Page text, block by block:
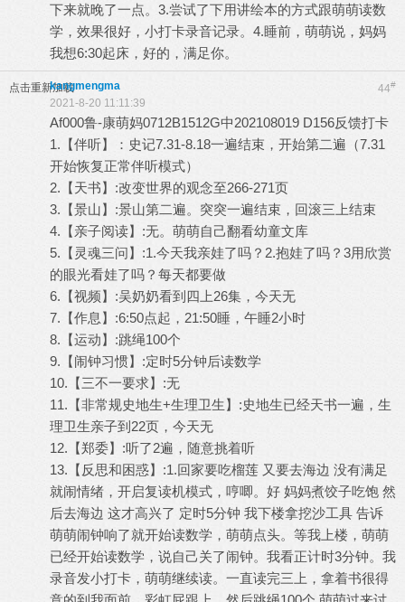
下来就晚了一点。3.尝试了下用讲绘本的方式跟萌萌读数
学，效果很好，小打卡录音记录。4.睡前，萌萌说，妈妈
我想6:30起床，好的，满足你。
点击重新加载 44#
kangmengma
2021-8-20 11:11:39
Af000鲁-康萌妈0712B1512G中202108019 D156反馈打卡
1.【伴听】：史记7.31-8.18一遍结束，开始第二遍（7.31
开始恢复正常伴听模式）
2.【天书】:改变世界的观念至266-271页
3.【景山】:景山第二遍。突突一遍结束，回滚三上结束
4.【亲子阅读】:无。萌萌自己翻看幼童文库
5.【灵魂三问】:1.今天我亲娃了吗？2.抱娃了吗？3用欣赏
的眼光看娃了吗？每天都要做
6.【视频】:吴奶奶看到四上26集，今天无
7.【作息】:6:50点起，21:50睡，午睡2小时
8.【运动】:跳绳100个
9.【闹钟习惯】:定时5分钟后读数学
10.【三不一要求】:无
11.【非常规史地生+生理卫生】:史地生已经天书一遍，生
理卫生亲子到22页，今天无
12.【郑委】:听了2遍，随意挑着听
13.【反思和困惑】:1.回家要吃榴莲 又要去海边 没有满足
就闹情绪，开启复读机模式，哼唧。好 妈妈煮饺子吃饱 然
后去海边 这才高兴了 定时5分钟 我下楼拿挖沙工具 告诉
萌萌闹钟响了就开始读数学，萌萌点头。等我上楼，萌萌
已经开始读数学，说自己关了闹钟。我看正计时3分钟。我
录音发小打卡，萌萌继续读。一直读完三上，拿着书很得